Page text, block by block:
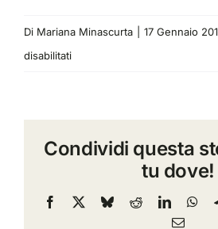
Di Mariana Minascurta 17 Gennaio
disabilitatisu
Global-
Condividi questa
tu dove!
Facebook BlueskyRedditLinkedIn
Email